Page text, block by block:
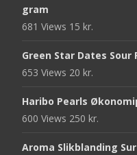
gram
681 Views 15 kr.
Green Star Dates Sour
653 Views 20 kr.
Haribo Pearls
600 Views 250 kr.
Aroma Slikblanding